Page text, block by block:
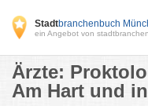
Stadtbranchenbuch
ein Angebot von
Ärzte:
Am Hart und